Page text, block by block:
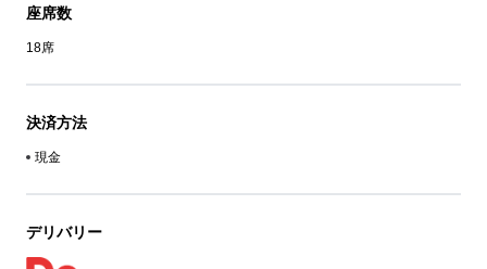
座席数
18席
決済方法
現金
デリバリー